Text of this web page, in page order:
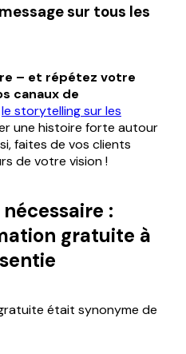
sur tous les
– et répétez votre
canaux de
le storytelling sur les
une histoire forte autour
faites de vos clients
de votre vision !
:
gratuite à
était synonyme de